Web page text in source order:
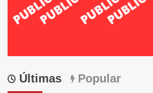
Últimas Popular